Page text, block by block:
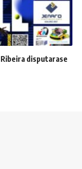
disputarase